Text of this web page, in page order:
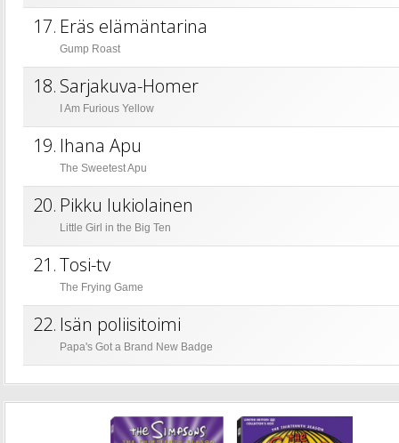
17. Eräs elämäntarina
Gump Roast
18. Sarjakuva-Homer
I Am Furious Yellow
19. Ihana Apu
The Sweetest Apu
20. Pikku lukiolainen
Little Girl in the Big Ten
21.Tosi-tv
The Frying Game
22. Isän poliisitoimi
Papa's Got a Brand New Badge